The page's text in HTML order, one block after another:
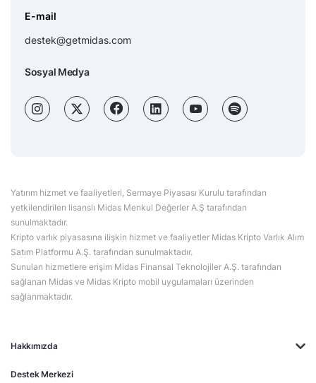
Hakkımızda
Destek Merkezi
E-mail
destek@getmidas.com
Sosyal Medya
Yatırım hizmet ve faaliyetleri, Sermaye Piyasası Kurulu tarafından
yetkilendirilen lisanslı Midas Menkul Değerler A.Ş tarafından
sunulmaktadır.
Kripto varlık piyasasına ilişkin hizmet ve faaliyetler Midas Kripto Varlık Alım
Satım Platformu A.Ş. tarafından sunulmaktadır.
Sunulan hizmetlere erişim Midas Finansal Teknolojiler A.Ş. tarafından
sağlanan Midas ve Midas Kripto mobil uygulamaları üzerinden
sağlanmaktadır.